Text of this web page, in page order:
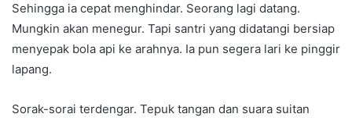
Sehingga ia cepat menghindar. Seorang lagi datang.
Mungkin akan menegur. Tapi santri yang didatangi bersiap
menyepak bola api ke arahnya. Ia pun segera lari ke pinggir
lapang.
Sorak-sorai terdengar. Tepuk tangan dan suara suitan